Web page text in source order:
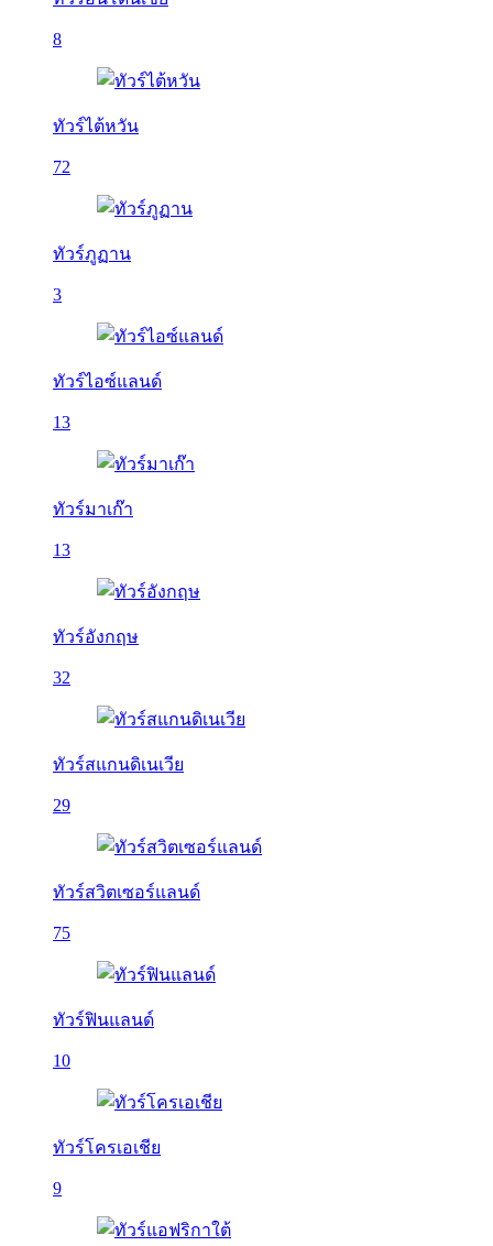
8
ทัวร์ไต้หวัน
72
ทัวร์ภูฏาน
3
ทัวร์ไอซ์แลนด์
13
ทัวร์มาเก๊า
13
ทัวร์อังกฤษ
32
ทัวร์สแกนดิเนเวีย
29
ทัวร์สวิตเซอร์แลนด์
75
ทัวร์ฟินแลนด์
10
ทัวร์โครเอเชีย
9